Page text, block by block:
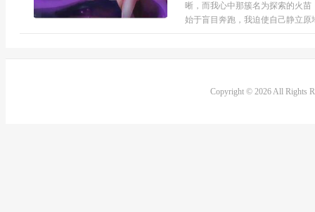
晰，而我心中那簇名为探索的火
始于盲目奔跑，我迫使自己静立原
Copyright © 2026 All Rights